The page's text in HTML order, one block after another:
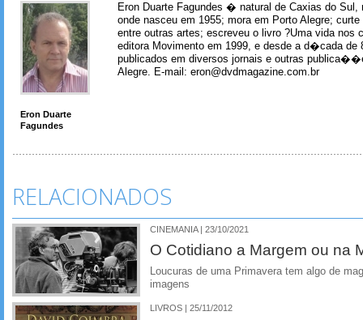
Eron Duarte
Fagundes
Eron Duarte Fagundes � natural de Caxias do Sul,
onde nasceu em 1955; mora em Porto Alegre;
entre outras artes; escreveu o livro ?Uma vida nos
editora Movimento em 1999, e desde a d�cada de
publicados em diversos jornais e outras
Alegre. E-mail: eron@dvdmagazine.com.br
RELACIONADOS
CINEMANIA | 23/10/2021
O Cotidiano a Margem ou na
Loucuras de uma Primavera tem algo de
imagens
LIVROS | 25/11/2012